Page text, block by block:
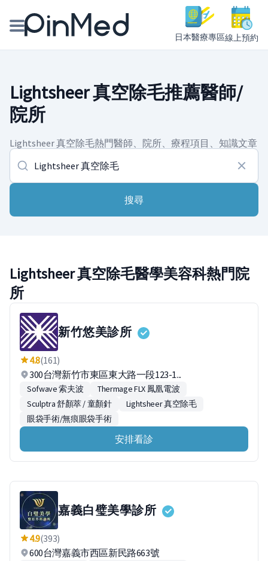
日本醫療專區線上預約
醫師專欄專訪
健康主題館
我是醫療人員
Lightsheer 真空除毛推薦醫師/
院所
Lightsheer 真空除毛熱門醫師、院所、療程項目、知識文章
搜尋
Lightsheer 真空除毛醫學美容科熱門院
所
新竹悠美診所
4.8(161)
300台灣新竹市東區東大路一段123-1...
Sofwave 索夫波
Thermage FLX 鳳凰電波
Sculptra 舒顏萃 / 童顏針
Lightsheer 真空除毛
眼袋手術/無痕眼袋手術
安排看診
嘉義白璧美學診所
4.9(393)
600台灣嘉義市西區新民路663號